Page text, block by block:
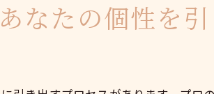
ットがもたらす新鮮な感動
なたの個性を